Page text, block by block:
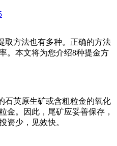
取方法也有多种。正确的方法
。本文将为您介绍8种提金方
石英原生矿或含粗粒金的氧化
金。因此，尾矿应妥善保存，
资少，见效快。